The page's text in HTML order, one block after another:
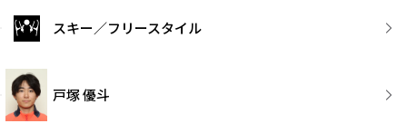
スキー／フリースタイル
戸塚 優斗